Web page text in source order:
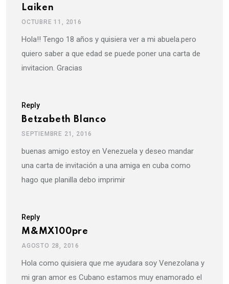
Laiken
OCTUBRE 11, 2016
Hola!! Tengo 18 años y quisiera ver a mi abuela.pero
quiero saber a que edad se puede poner una carta de
invitacion. Gracias
Reply
Betzabeth Blanco
SEPTIEMBRE 21, 2016
buenas amigo estoy en Venezuela y deseo mandar
una carta de invitación a una amiga en cuba como
hago que planilla debo imprimir
Reply
M&MX100pre
AGOSTO 28, 2016
Hola como quisiera que me ayudara soy Venezolana y
mi gran amor es Cubano estamos muy enamorado el